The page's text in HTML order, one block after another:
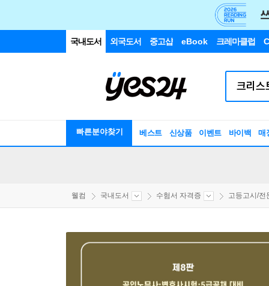
국내도서 외국도서 중고샵 eBook 크레마클럽
빠른분야찾기 베스트 신상품 이벤트 바이백 매
웰컴 국내도서 수험서 자격증 고등고시/전